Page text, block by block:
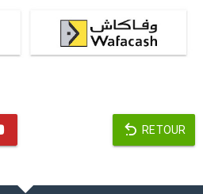
RETOUR